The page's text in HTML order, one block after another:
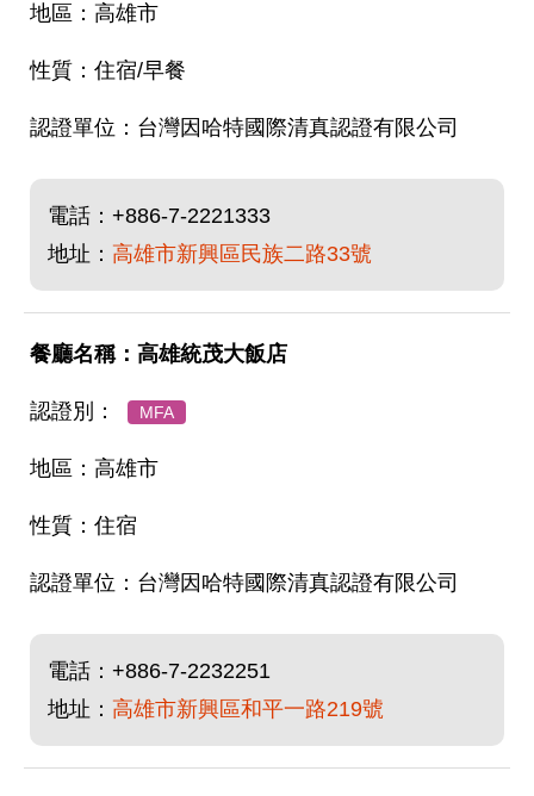
高雄市
住宿/早餐
台灣因哈特國際清真認證有限公司
電話： +886-7-2221333
地址： 高雄市新興區民族二路33號
高雄統茂大飯店
MFA
高雄市
住宿
台灣因哈特國際清真認證有限公司
電話： +886-7-2232251
地址： 高雄市新興區和平一路219號